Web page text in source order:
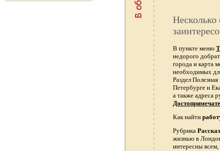
Несколько
В пункте меню
недорого
города и карта
необходимых
Раздел
Петербурге и
а также адреса
Как найти
Рубрика
жизнью в
интересны